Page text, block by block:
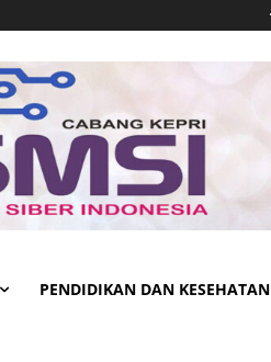
PENDIDIKAN DAN KESEHATAN